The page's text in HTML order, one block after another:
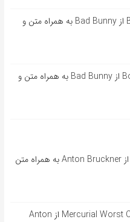
آهنگ اسپانیایی BOKeTE از Bad Bunny به همراه متن و
آهنگ اسپانیایی Booker T از Bad Bunny به همراه متن و
آهنگ آلمانی Zerrissen از Anton Bruckner به همراه متن
آهنگ آلمانی Mercurial Worst Case Band از Anton